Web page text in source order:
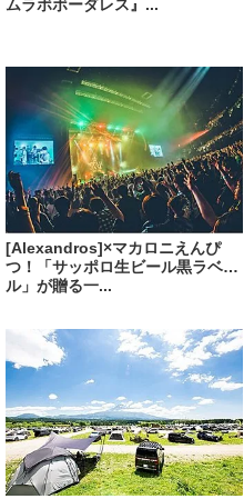
ムラボボーダレス』...
[Alexandros]×マカロニえんぴ
つ！「サッポロ生ビール黒ラベ
ル」が贈る一...